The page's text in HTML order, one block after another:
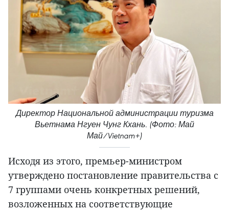
Директор Национальной администрации туризма
Вьетнама Нгуен Чунг Кхань. (Фото: Май
Май/Vietnam+)
Исходя из этого, премьер-министром
утверждено постановление правительства с
7 группами очень конкретных решений,
возложенных на соответствующие